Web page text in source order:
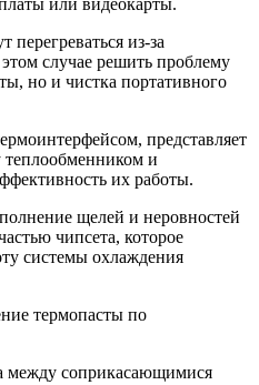
или видеокарты.
перегреваться из-за
случае решить проблему
но и чистка портативного
представляет
теплообменником и
их работы.
щелей и неровностей
чипсета, которое
системы охлаждения
термопасты по
между соприкасающимися